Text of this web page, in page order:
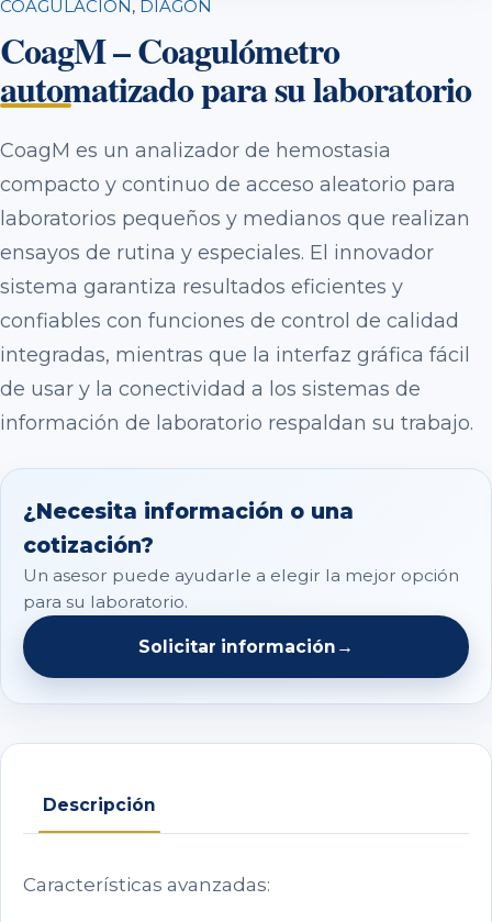
COAGULACION, DIAGON
CoagM – Coagulómetro
automatizado para su laboratorio
CoagM es un analizador de hemostasia
compacto y continuo de acceso aleatorio para
laboratorios pequeños y medianos que realizan
ensayos de rutina y especiales. El innovador
sistema garantiza resultados eficientes y
confiables con funciones de control de calidad
integradas, mientras que la interfaz gráfica fácil
de usar y la conectividad a los sistemas de
información de laboratorio respaldan su trabajo.
¿Necesita información o una
cotización?
Un asesor puede ayudarle a elegir la mejor opción
para su laboratorio.
Solicitar información →
Descripción
Características avanzadas: